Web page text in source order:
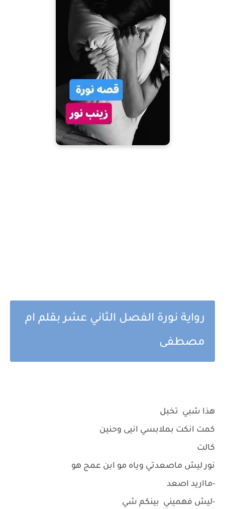
رواية نورة الفصل الثاني عشر بقلم ام
مصطفى
هذا شبي تخبل
كمت انكت بملابسي انيى وحنين
كالت
نور ليش ماصعدتي وياه مو ابن عمج هو
-مااريد اصعد
-ليش فهميني بينكم شي